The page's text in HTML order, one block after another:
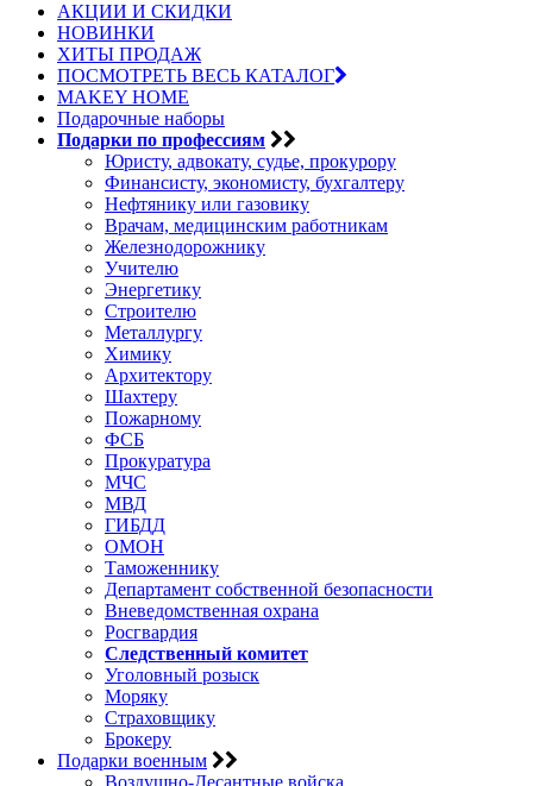
АКЦИИ И СКИДКИ
НОВИНКИ
ХИТЫ ПРОДАЖ
ПОСМОТРЕТЬ ВЕСЬ КАТАЛОГ
MAKEY HOME
Подарочные наборы
Подарки по профессиям
Юристу, адвокату, судье, прокурору
Финансисту, экономисту, бухгалтеру
Нефтянику или газовику
Врачам, медицинским работникам
Железнодорожнику
Учителю
Энергетику
Строителю
Металлургу
Химику
Архитектору
Шахтеру
Пожарному
ФСБ
Прокуратура
МЧС
МВД
ГИБДД
ОМОН
Таможеннику
Департамент собственной безопасности
Вневедомственная охрана
Росгвардия
Следственный комитет
Уголовный розыск
Моряку
Страховщику
Брокеру
Подарки военным
Воздушно-Десантные войска